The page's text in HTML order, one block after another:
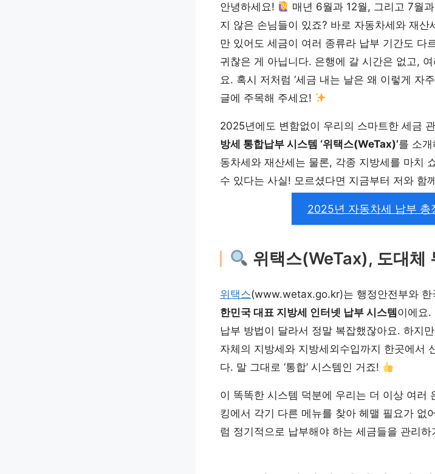
안녕하세요!
매년 6월과 12월, 그리고 7월
지 않은 손님들이 있죠? 바로 자동차세와 재
만 있어도 세금이 여러 종류라 납부 기간도 다
귀찮은 게 아닙니다. 은행에 갈 시간은 없고,
요. 혹시 저처럼 ‘세금 내는 날은 왜 이렇게 자
글에 주목해 주세요!
2025년에도 변함없이 우리의 스마트한 세금
방세 통합납부 시스템 ‘위택스(WeTax)’를 소
동차세와 재산세는 물론, 각종 지방세를 마치
수 있다는 사실! 모르셨다면 지금부터 저와 함
2025년 자동차세 납부 총
위택스(WeTax), 도대체
위택스(www.wetax.go.kr)는 행정안전부와 한
한민국 대표 지방세 인터넷 납부 시스템 이에요.
납부 방법이 달라서 정말 복잡했잖아요. 하지
자체의 지방세와 지방세외수입까지 한곳에서
다. 말 그대로 ‘통합’ 시스템인 거죠!
이 똑똑한 시스템 덕분에 우리는 더 이상 여러
킹에서 각기 다른 메뉴를 찾아 헤맬 필요가 없
럼 정기적으로 납부해야 하는 세금들을 관리